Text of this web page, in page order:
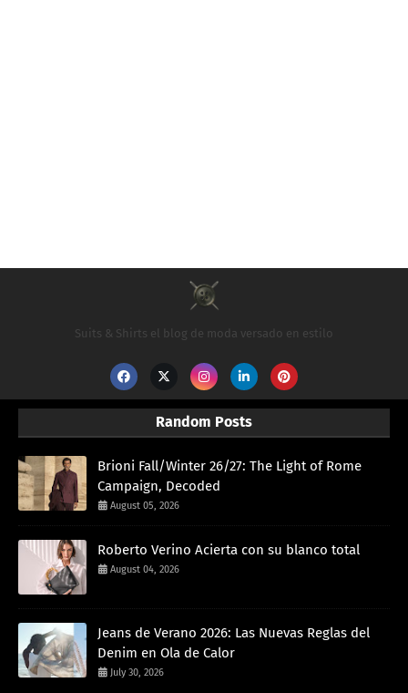
Suits & Shirts el blog de moda versado en estilo
Random Posts
Brioni Fall/Winter 26/27: The Light of Rome
Campaign, Decoded
August 05, 2026
Roberto Verino Acierta con su blanco total
August 04, 2026
Jeans de Verano 2026: Las Nuevas Reglas del
Denim en Ola de Calor
July 30, 2026